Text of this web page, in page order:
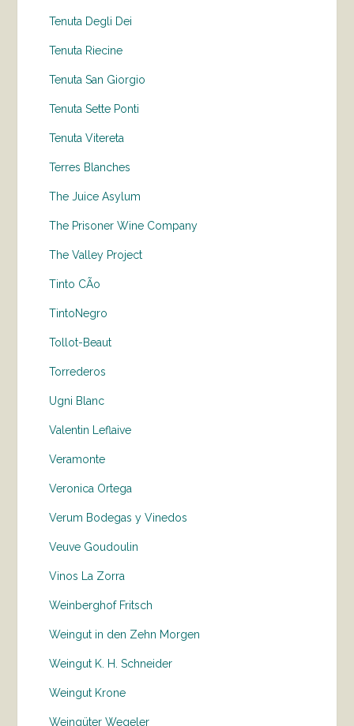
Tenuta Degli Dei
Tenuta Riecine
Tenuta San Giorgio
Tenuta Sette Ponti
Tenuta Vitereta
Terres Blanches
The Juice Asylum
The Prisoner Wine Company
The Valley Project
Tinto CÃo
TintoNegro
Tollot-Beaut
Torrederos
Ugni Blanc
Valentin Leflaive
Veramonte
Veronica Ortega
Verum Bodegas y Vinedos
Veuve Goudoulin
Vinos La Zorra
Weinberghof Fritsch
Weingut in den Zehn Morgen
Weingut K. H. Schneider
Weingut Krone
Weingüter Wegeler